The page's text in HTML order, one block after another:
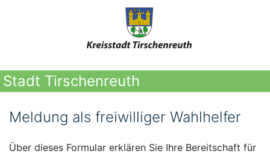
Stadt Tirschenreuth
Meldung als freiwilliger Wahlhelfer
Über dieses Formular erklären Sie Ihre Bereitschaft für